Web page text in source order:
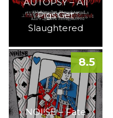
Pigs Get
Slaughtered
NOI!SE – Fate
8.5